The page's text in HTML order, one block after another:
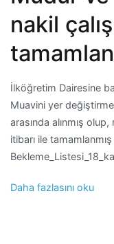
nakil
İlköğretim Dairesine
Muavini yer
arasında alınmış
itibarı ile
Daha fazlasını oku